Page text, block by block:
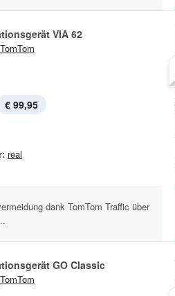
VIA 62
TomTom
€ 99,95
real
dank TomTom Traffic über
GO Classic
TomTom